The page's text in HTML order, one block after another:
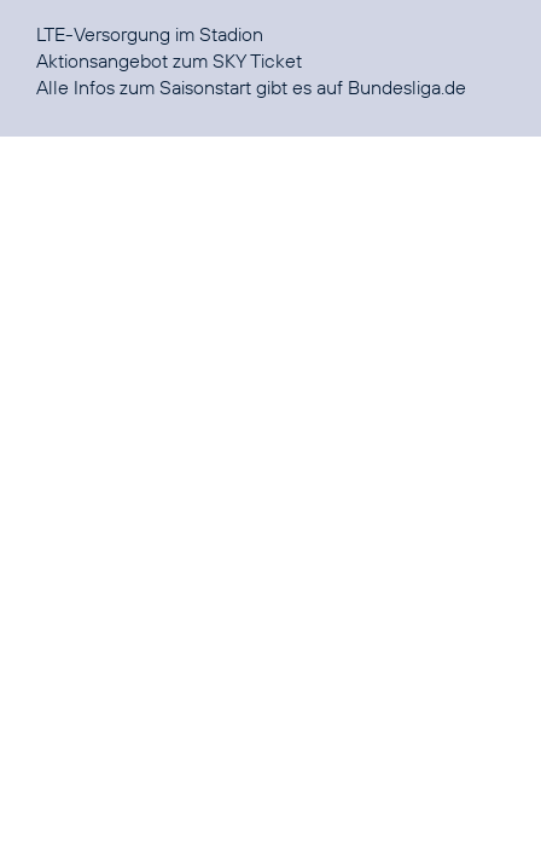
LTE-Versorgung
Aktionsangebot zum SKY Ticket
Alle Infos zum Saisonstart gibt es auf Bundesliga.de